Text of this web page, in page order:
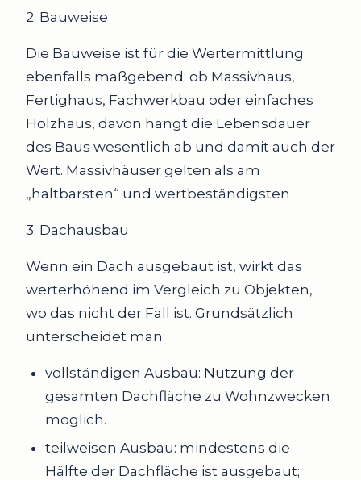
2. Bauweise
Die Bauweise ist für die Wertermittlung
ebenfalls maßgebend: ob Massivhaus,
Fertighaus, Fachwerkbau oder einfaches
Holzhaus, davon hängt die Lebensdauer
des Baus wesentlich ab und damit auch der
Wert. Massivhäuser gelten als am
„haltbarsten“ und wertbeständigsten
3. Dachausbau
Wenn ein Dach ausgebaut ist, wirkt das
werterhöhend im Vergleich zu Objekten,
wo das nicht der Fall ist. Grundsätzlich
unterscheidet man:
vollständigen Ausbau: Nutzung der
gesamten Dachfläche zu Wohnzwecken
möglich.
teilweisen Ausbau: mindestens die
Hälfte der Dachfläche ist ausgebaut;